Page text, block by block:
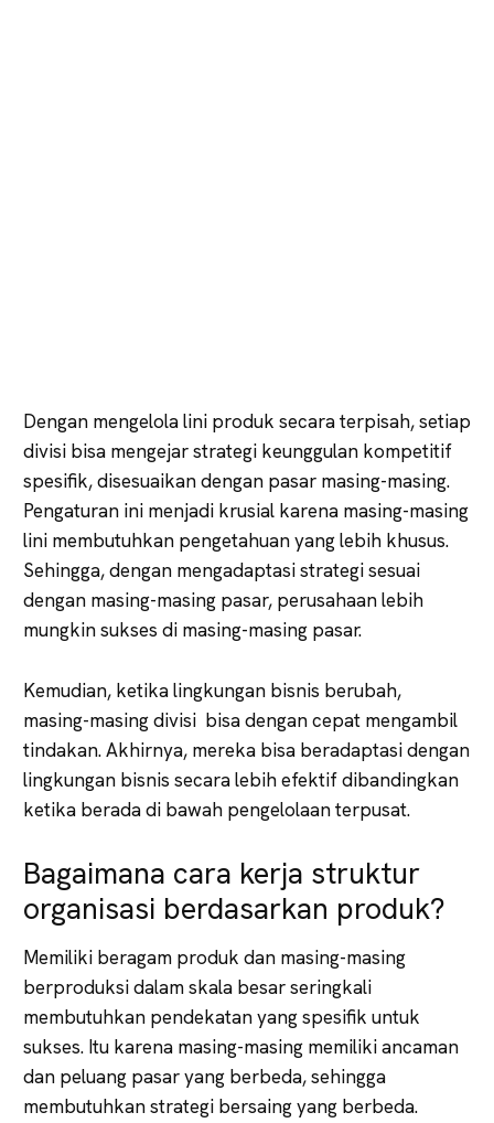
Dengan mengelola lini produk secara terpisah, setiap
divisi bisa mengejar strategi keunggulan kompetitif
spesifik, disesuaikan dengan pasar masing-masing.
Pengaturan ini menjadi krusial karena masing-masing
lini membutuhkan pengetahuan yang lebih khusus.
Sehingga, dengan mengadaptasi strategi sesuai
dengan masing-masing pasar, perusahaan lebih
mungkin sukses di masing-masing pasar.
Kemudian, ketika lingkungan bisnis berubah,
masing-masing divisi bisa dengan cepat mengambil
tindakan. Akhirnya, mereka bisa beradaptasi dengan
lingkungan bisnis secara lebih efektif dibandingkan
ketika berada di bawah pengelolaan terpusat.
Bagaimana cara kerja struktur
organisasi berdasarkan produk?
Memiliki beragam produk dan masing-masing
berproduksi dalam skala besar seringkali
membutuhkan pendekatan yang spesifik untuk
sukses. Itu karena masing-masing memiliki ancaman
dan peluang pasar yang berbeda, sehingga
membutuhkan strategi bersaing yang berbeda.